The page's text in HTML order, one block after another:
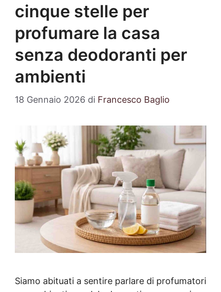
cinque stelle per
profumare la casa
senza deodoranti per
ambienti
18 Gennaio 2026 di Francesco Baglio
Siamo abituati a sentire parlare di profumatori